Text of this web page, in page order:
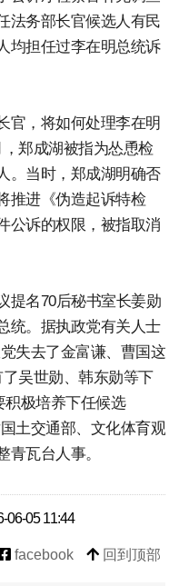
法务部长官候选人有民
均担任过李在明总统诉
官，将如何处理李在明
郑成湖被指为怂恿检
。当时，郑成湖明确否
推进《伪造起诉特检
公诉的权限，被指取消
提名70后秘书室长姜勋
统。据执政党有关人士
失去了金富谦、曹国这
吴世勋、韩东勋等下
积极培养下任候选
土交通部、文化体育观
瓦台人事。
06-05 11:44
facebook 回到顶部